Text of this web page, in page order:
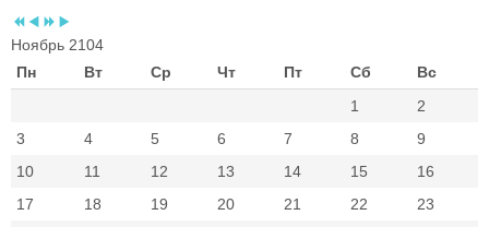
Ноябрь 2104
Пн
Вт Ср Чт Пт Сб
Вс
1
2
3
4 5 6 7 8
9
10
11 12 13 14 15
16
17
18 19 20 21 22
23